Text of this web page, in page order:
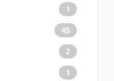
1
45
2
1